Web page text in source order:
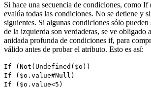
Si hace una secuencia de condiciones, como
evalúa todas las condiciones. No se detiene y
siguientes. Si algunas condiciones sólo pueden
de la izquierda son verdaderas, se ve obligado
anidada profunda de condiciones if, para
válido antes de probar el atributo. Esto es así:
If ( Not ( Undefined ( $o ))
If ( $o . value#Null )
If ( $o . value<5)